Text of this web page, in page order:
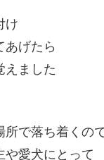
け
あげたら
えました
所で落ち着くの
や愛犬にとって